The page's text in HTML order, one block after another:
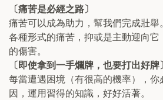
〔痛苦是必經之路〕
痛苦可以成為助力，幫我們完成壯舉
各種形式的痛苦，抑或是主動迎向
的傷害。
〔即使拿到一手爛牌，也要打出好牌〕
每當遭遇困境（有很高的機率），
因，運用習得的知識，好好活著。